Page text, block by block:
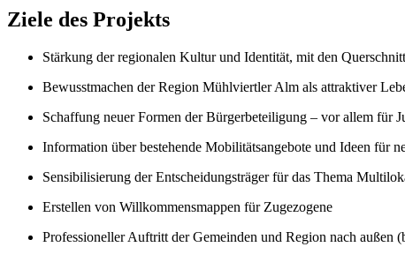
Ziele des Projekts
Stärkung der regionalen Kultur und Identität, mit den
Bewusstmachen der Region Mühlviertler Alm als attraktiver
Schaffung neuer Formen der Bürgerbeteiligung – vor allem für
Information über bestehende Mobilitätsangebote und Ideen für
Sensibilisierung der Entscheidungsträger für das Thema
Erstellen von Willkommensmappen für Zugezogene
Professioneller Auftritt der Gemeinden und Region nach außen